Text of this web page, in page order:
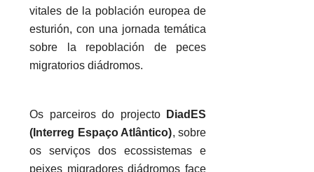
vitales de la población europea de
esturión, con una jornada temática
sobre la repoblación de peces
migratorios diádromos.
Os parceiros do projecto
DiadES
(Interreg Espaço Atlântico), sobre
os serviços dos ecossistemas e
peixes migradores diádromos face